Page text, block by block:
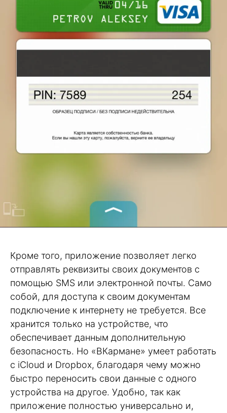
Кроме того, приложение позволяет легко
отправлять реквизиты своих документов с
помощью SMS или электронной почты. Само
собой, для доступа к своим документам
подключение к интернету не требуется. Все
хранится только на устройстве, что
обеспечивает данным дополнительную
безопасность. Но «ВКармане» умеет работать
с iCloud и Dropbox, благодаря чему можно
быстро переносить свои данные с одного
устройства на другое. Удобно, так как
приложение полностью универсально и,